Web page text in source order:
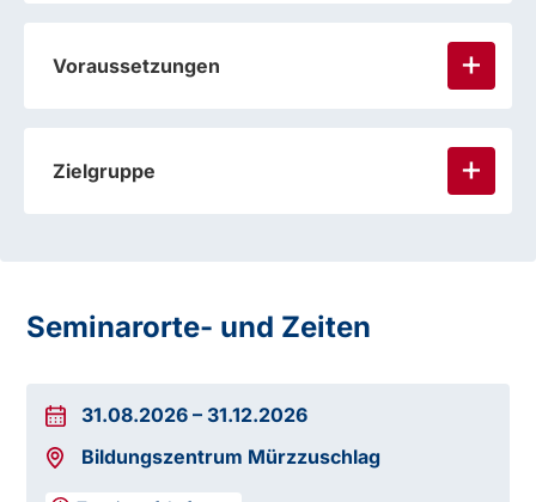
Voraussetzungen
Zielgruppe
Seminarorte- und Zeiten
31.08.2026 – 31.12.2026
Bildungszentrum Mürzzuschlag